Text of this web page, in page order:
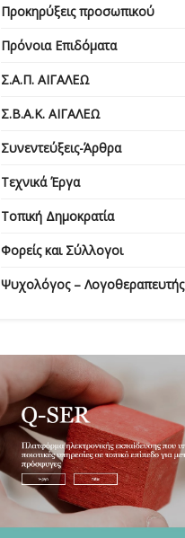
Προκηρύξεις προσωπικού
Πρόνοια Επιδόματα
Σ.Α.Π. ΑΙΓΑΛΕΩ
Σ.Β.Α.Κ. ΑΙΓΑΛΕΩ
Συνεντεύξεις-Άρθρα
Τεχνικά Έργα
Τοπική Δημοκρατία
Φορείς και Σύλλογοι
Ψυχολόγος – Λογοθεραπευτής